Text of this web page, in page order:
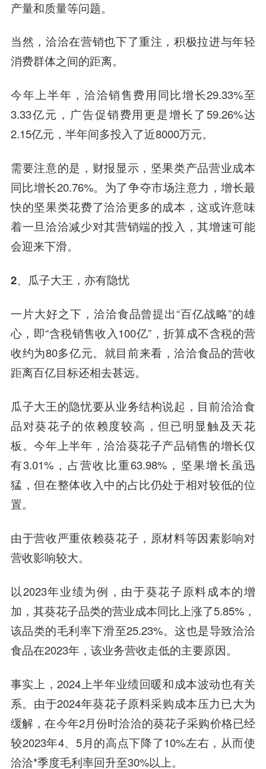
产量和质量等问题。
当然，洽洽在营销也下了重注，积极拉进与年轻
消费群体之间的距离。
今年上半年，洽洽销售费用同比增长29.33%至
3.33亿元，广告促销费用更是增长了59.26%达
2.15亿元，半年间多投入了近8000万元。
需要注意的是，财报显示，坚果类产品营业成本
同比增长20.76%。为了争夺市场注意力，增长最
快的坚果类花费了洽洽更多的成本，这或许意味
着一旦洽洽减少对其营销端的投入，其增速可能
会迎来下滑。
2、瓜子大王，亦有隐忧
一片大好之下，洽洽食品曾提出“百亿战略”的雄
心，即“含税销售收入100亿”，折算成不含税的营
收约为80多亿元。就目前来看，洽洽食品的营收
距离百亿目标还相去甚远。
瓜子大王的隐忧要从业务结构说起，目前洽洽食
品对葵花子的依赖度较高，但已明显触及天花
板。今年上半年，洽洽葵花子产品销售的增长仅
有3.01%，占营收比重63.98%，坚果增长虽迅
猛，但在整体收入中的占比仍处于相对较低的位
置。
由于营收严重依赖葵花子，原材料等因素影响对
营收影响较大。
以2023年业绩为例，由于葵花子原料成本的增
加，其葵花子品类的营业成本同比上涨了5.85%，
该品类的毛利率下滑至25.23%。这也是导致洽洽
食品在2023年，该业务营收走低的主要原因。
事实上，2024上半年业绩回暖和成本波动也有关
系。由于2024年葵花子原料采购成本压力已大为
缓解，在今年2月份时洽洽的葵花子采购价格已经
较2023年4、5月的高点下降了10%左右，从而使
洽洽*季度毛利率回升至30%以上。